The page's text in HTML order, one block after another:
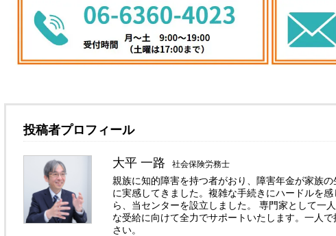
投稿者プロフィール
大平 一路 社会保険労務士
親族に知的障害を持つ者がおり、障害年金が家族
に実感してきました。複雑な手続きにハードルを
ら、当センターを設立しました。 専門家として一
な受給に向けて全力でサポートいたします。一人
さい。